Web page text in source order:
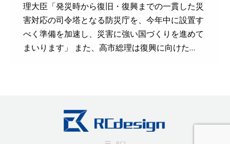
理大臣「発災時から復旧・復興までの一貫した災
害対応の司令塔となる防災庁を、今年中に設置す
べく準備を加速し、災害に強い国づくりを進めて
まいります」 また、高市総理は復興に向けた…